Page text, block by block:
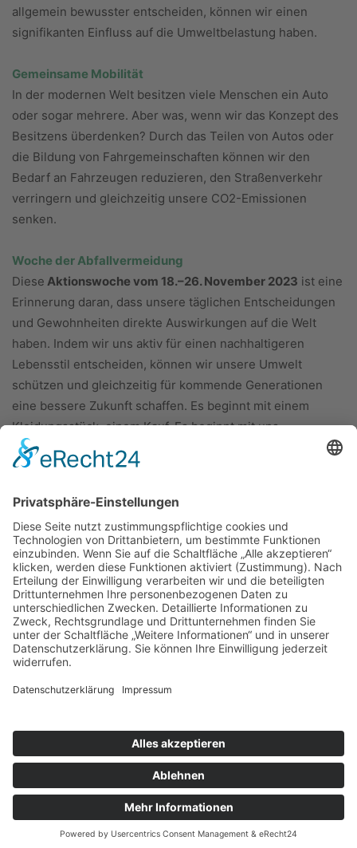
allgemein bewusster entscheiden, können wir einen
signifikanten Einfluss auf die Umweltbelastung haben.
Gemeinsame Mobilität
In der modernen Welt besitzen viele Menschen ein Auto
oder sogar mehrere. Aber was, wenn wir das Konzept des
Besitzens überdenken? Durch das Teilen von Autos oder
die Bildung von Fahrgemeinschaften können wir den
Bedarf an Fahrzeugen reduzieren, den Straßenverkehr
verringern und gleichzeitig unsere CO2-Emissionen
senken.
Woche der Abfallvermeidung
Diese Aktionswoche vom 18.–26. November 2023 ist eine
Erinnerung daran, dass unsere täglichen Entscheidungen
und Gewohnheiten direkte Auswirkungen auf die Welt
haben. Indem wir uns aktiv für einen nachhaltigeren
Lebensstil entscheiden, können wir unsere Umwelt
schützen und gleichzeitig für kommende Generationen
eine bessere Zukunft schaffen. Es beginnt mit einem
Kleidungsstück, einem Kauf. Es beginnt mit uns.
ÜBER UNS
KIEL LOKAL
Carsten Frahm Verlag, Inhaber Carsten Frahm
24113 Kiel
Kontaktieren Sie uns:redaktion@kiellokal.de
Kontakt Impressum Datenschutz
Realisierung: brünger.media